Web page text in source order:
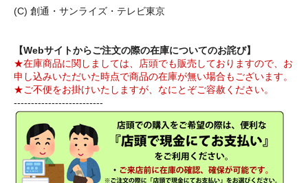
(C) 創通・サンライズ・テレビ東京
【Webサイトからご注文の際の在庫についてのお詫び】
★在庫商品に関しましては、店頭でも販売しておりますので、お
申し込みいただいた時点で商品の在庫が無い場合もございます。
★ご不便をお掛けいたしますが、なにとぞご容赦ください。
--------------------------